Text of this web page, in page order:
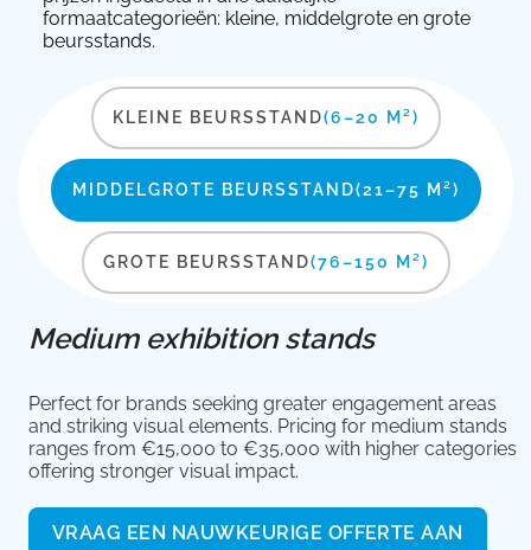
formaatcategorieën: kleine, middelgrote en grote
beursstands.
KLEINE BEURSSTAND(6–20 M²)
MIDDELGROTE BEURSSTAND(21–75 M²)
GROTE BEURSSTAND(76–150 M²)
Medium exhibition stands
Perfect for brands seeking greater engagement areas
and striking visual elements. Pricing for medium stands
ranges from €15,000 to €35,000 with higher categories
offering stronger visual impact.
VRAAG EEN NAUWKEURIGE OFFERTE AAN